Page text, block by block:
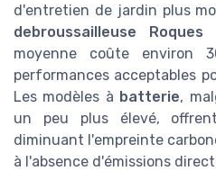
d'entretien de jardin plus
debroussailleuse
moyenne coûte environ
performances acceptables
Les modèles à batterie,
un peu plus élevé,
diminuant l'empreinte
à l'absence d'émissions